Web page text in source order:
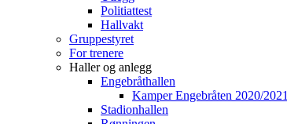
Politiattest
Hallvakt
Gruppestyret
For trenere
Haller og anlegg
Engebråthallen
Kamper Engebråten 2020/2021
Stadionhallen